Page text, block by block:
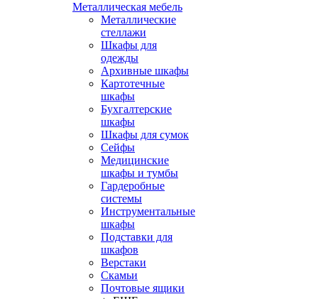
Металлическая мебель
Металлические
стеллажи
Шкафы для
одежды
Архивные шкафы
Картотечные
шкафы
Бухгалтерские
шкафы
Шкафы для сумок
Сейфы
Медицинские
шкафы и тумбы
Гардеробные
системы
Инструментальные
шкафы
Подставки для
шкафов
Верстаки
Скамьи
Почтовые ящики